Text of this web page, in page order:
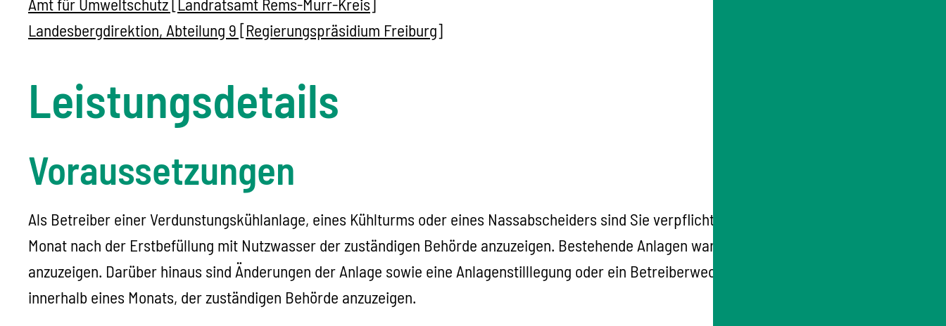
Amt für Umweltschutz [Landratsamt Rems-Murr-Kreis]
Landesbergdirektion, Abteilung 9 [Regierungspräsidium Freiburg]
Leistungsdetails
Voraussetzungen
Als Betreiber einer Verdunstungskühlanlage, eines Kühlturms oder eines Nassabscheiders sind Sie verpflichtet, diese spätestens einen
Monat nach der Erstbefüllung mit Nutzwasser der zuständigen Behörde anzuzeigen. Bestehende Anlagen waren bis zum 20. August 2018
anzuzeigen. Darüber hinaus sind Änderungen der Anlage sowie eine Anlagenstilllegung oder ein Betreiberwechsel
innerhalb eines Monats, der zuständigen Behörde anzuzeigen.